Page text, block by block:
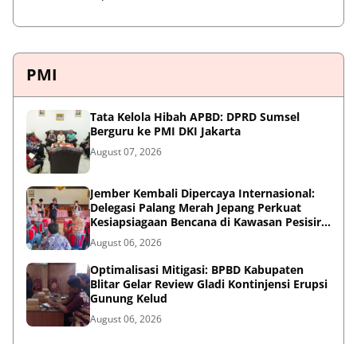
PMI
Tata Kelola Hibah APBD: DPRD Sumsel
Berguru ke PMI DKI Jakarta
August 07, 2026
Jember Kembali Dipercaya Internasional:
Delegasi Palang Merah Jepang Perkuat
Kesiapsiagaan Bencana di Kawasan Pesisir
dan Sekolah
August 06, 2026
Optimalisasi Mitigasi: BPBD Kabupaten
Blitar Gelar Review Gladi Kontinjensi Erupsi
Gunung Kelud
August 06, 2026